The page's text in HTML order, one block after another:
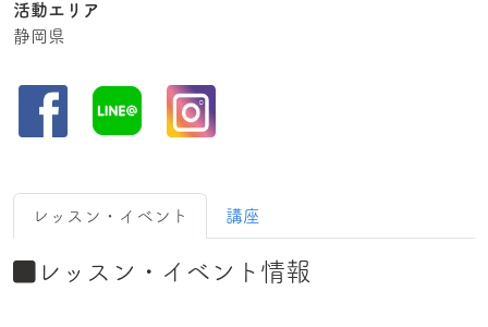
活動エリア
静岡県
レッスン・イベント 講座
レッスン・イベント情報